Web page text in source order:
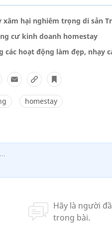
xâm hại nghiêm trọng di sản
cư kinh doanh homestay
các hoạt động làm đẹp, nhạy
homestay